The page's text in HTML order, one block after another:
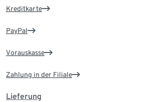
Kreditkarte
PayPal
Vorauskasse
Zahlung in der Filiale
Lieferung